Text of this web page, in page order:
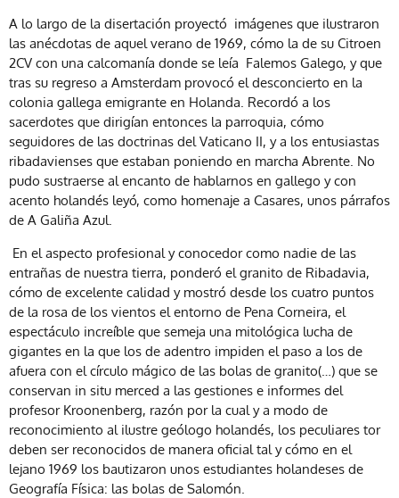
A lo largo de la disertación proyectó imágenes que ilustraron
las anécdotas de aquel verano de 1969, cómo la de su Citroen
2CV con una calcomanía donde se leía Falemos Galego, y que
tras su regreso a Amsterdam provocó el desconcierto en la
colonia gallega emigrante en Holanda. Recordó a los
sacerdotes que dirigían entonces la parroquia, cómo
seguidores de las doctrinas del Vaticano II, y a los entusiastas
ribadavienses que estaban poniendo en marcha Abrente. No
pudo sustraerse al encanto de hablarnos en gallego y con
acento holandés leyó, como homenaje a Casares, unos párrafos
de A Galiña Azul.
En el aspecto profesional y conocedor como nadie de las
entrañas de nuestra tierra, ponderó el granito de Ribadavia,
cómo de excelente calidad y mostró desde los cuatro puntos
de la rosa de los vientos el entorno de Pena Corneira, el
espectáculo increíble que semeja una mitológica lucha de
gigantes en la que los de adentro impiden el paso a los de
afuera con el círculo mágico de las bolas de granito(…) que se
conservan in situ merced a las gestiones e informes del
profesor Kroonenberg, razón por la cual y a modo de
reconocimiento al ilustre geólogo holandés, los peculiares tor
deben ser reconocidos de manera oficial tal y cómo en el
lejano 1969 los bautizaron unos estudiantes holandeses de
Geografía Física: las bolas de Salomón.